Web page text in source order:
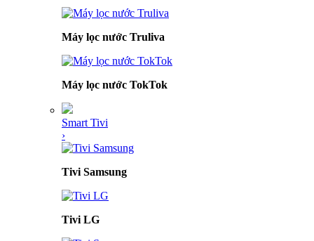
Máy lọc nước Truliva
Máy lọc nước TokTok
Smart Tivi
›
Tivi Samsung
Tivi LG